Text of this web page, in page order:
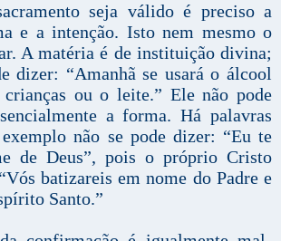
seja válido é preciso a
e a intenção. Isto nem mesmo o
A matéria é de instituição divina;
dizer: “Amanhã se usará o álcool
ou o leite.” Ele não pode
a forma. Há palavras
não se pode dizer: “Eu te
de Deus”, pois o próprio Cristo
batizareis em nome do Padre e
Santo.”